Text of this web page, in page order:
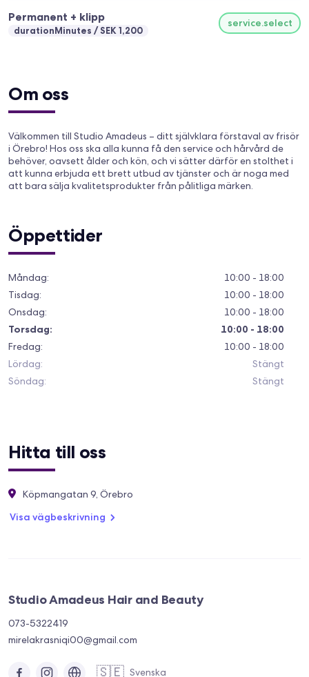
Permanent + klipp
durationMinutes SEK 1,200
service.select
Om oss
Välkommen till Studio Amadeus – ditt självklara förstaval av frisör
i Örebro! Hos oss ska alla kunna få den service och hårvård de
behöver, oavsett ålder och kön, och vi sätter därför en stolthet i
att kunna erbjuda ett brett utbud av tjänster och är noga med
att bara sälja kvalitetsprodukter från pålitliga märken.
Öppettider
Måndag:
10:00 - 18:00
Tisdag:
10:00 - 18:00
Onsdag:
10:00 - 18:00
Torsdag:
10:00 - 18:00
Fredag:
10:00 - 18:00
Lördag:
Stängt
Söndag: Stängt
Hitta till oss
Köpmangatan 9, Örebro
Visa vägbeskrivning
Studio Amadeus Hair and Beauty
073-5322419
mirelakrasniqi00@gmail.com
🇸🇪 Svenska